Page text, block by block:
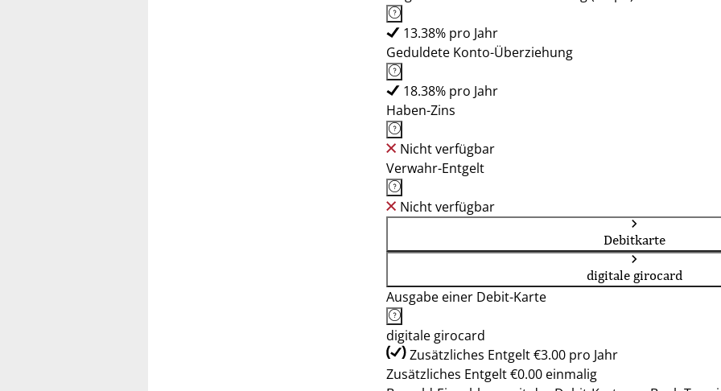
13.38% pro Jahr
Geduldete Konto-Überziehung
18.38% pro Jahr
Haben-Zins
Nicht verfügbar
Verwahr-Entgelt
Nicht verfügbar
Debitkarte
digitale girocard
Ausgabe einer Debit-Karte
digitale girocard
Zusätzliches Entgelt €3.00 pro Jahr
Zusätzliches Entgelt €0.00 einmalig